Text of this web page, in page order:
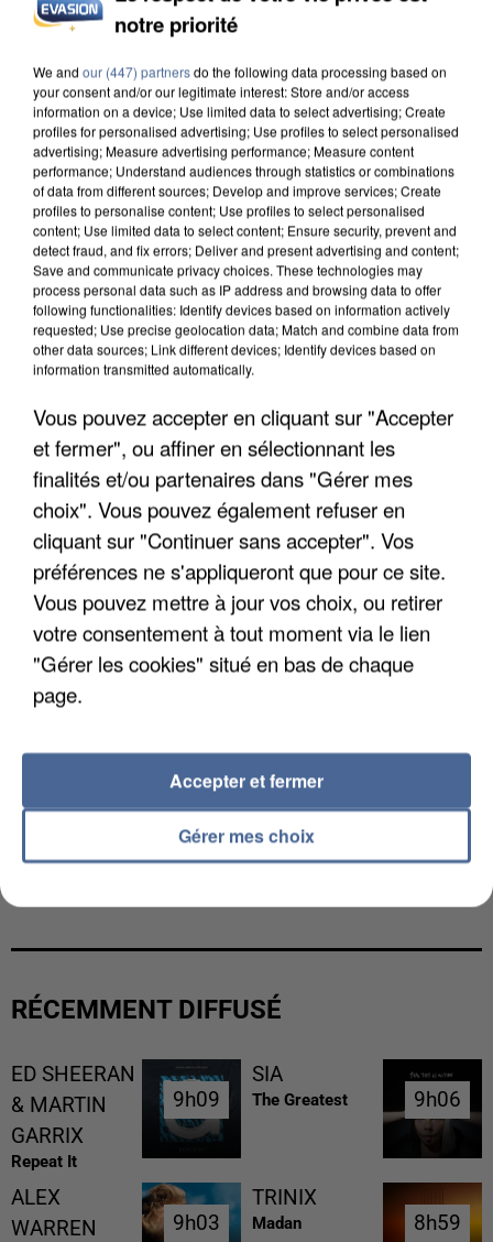
INCENDIES : L’ÎLE-DE-FRANCE LANCE UN ÉLAN
DE SOLIDARITÉ AVEC LES...
APRÈS TOUTES CES CANICULES, LES REFUGES
DE FAUNE SAUVAGE SONT...
L’UN DES FONDATEURS SUPPOSÉS DE LA DZ
RÉCEMMENT DIFFUSÉ
ED SHEERAN
& MARTIN
GARRIX
Repeat It
9h09
9h09
SIA
The Greatest 9h06
9h06
ALEX
WARREN
9h03
9h03
TRINIX
Madan 8h59
8h59
notre priorité
We and our (447) partnersdo the following data processing based on
your consent and/or our legitimate interest: Store and/or access
information on a device; Use limited data to select advertising; Create
profiles for personalised advertising; Use profiles to select personalised
advertising; Measure advertising performance; Measure content
performance; Understand audiences through statistics or combinations
of data from different sources; Develop and improve services; Create
profiles to personalise content; Use profiles to select personalised
content; Use limited data to select content; Ensure security, prevent and
detect fraud, and fix errors; Deliver and present advertising and content;
Save and communicate privacy choices. These technologies may
process personal data such as IP address and browsing data to offer
following functionalities: Identify devices based on information actively
requested; Use precise geolocation data; Match and combine data from
other data sources; Link different devices; Identify devices based on
information transmitted automatically.
Vous pouvez accepter en cliquant sur "Accepter
et fermer", ou affiner en sélectionnant les
finalités et/ou partenaires dans "Gérer mes
choix". Vous pouvez également refuser en
cliquant sur "Continuer sans accepter". Vos
préférences ne s'appliqueront que pour ce site.
Vous pouvez mettre à jour vos choix, ou retirer
votre consentement à tout moment via le lien
"Gérer les cookies" situé en bas de chaque
page.
Gérer mes choix
Accepter et fermer